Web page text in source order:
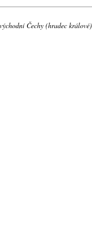
Čechy (hradec králové)